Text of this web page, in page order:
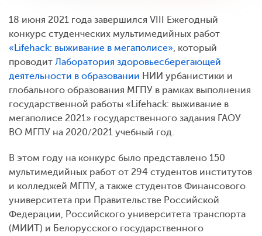
18 июня 2021 года завершился VIII Ежегодный
конкурс студенческих мультимедийных работ
«Lifehack: выживание в мегаполисе», который
проводит Лаборатория здоровьесберегающей
деятельности в образовании НИИ урбанистики и
глобального образования МГПУ в рамках выполнения
государственной работы «Lifehack: выживание в
мегаполисе 2021» государственного задания ГАОУ
ВО МГПУ на 2020/2021 учебный год.
В этом году на конкурс было представлено 150
мультимедийных работ от 294 студентов институтов
и колледжей МГПУ, а также студентов Финансового
университета при Правительстве Российской
Федерации, Российского университета транспорта
(МИИТ) и Белорусского государственного